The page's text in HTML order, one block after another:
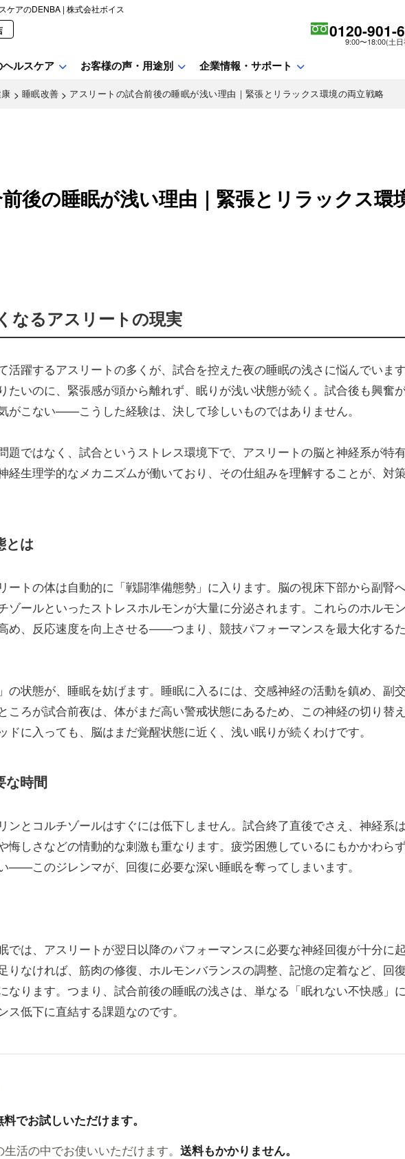
ケアのDENBA | 株式会社ボイス
0120-901-
9:00〜18:00(土
ルスケア お客様の声・用途別 企業情報・サポート
> 睡眠改善 > アスリートの試合前後の睡眠が浅い理由｜緊張とリラックス環境の両立戦略
後の睡眠が浅い理由｜緊張とリラックス環
なるアスリートの現実
活躍するアスリートの多くが、試合を控えた夜の睡眠の浅さに悩んでいま
いのに、緊張感が頭から離れず、眠りが浅い状態が続く。試合後も興奮が
がこない——こうした経験は、決して珍しいものではありません。
題ではなく、試合というストレス環境下で、アスリートの脳と神経系が特
経生理学的なメカニズムが働いており、その仕組みを理解することが、対
とは
ートの体は自動的に「戦闘準備態勢」に入ります。脳の視床下部から副腎
ゾールといったストレスホルモンが大量に分泌されます。これらのホルモ
め、反応速度を向上させる——つまり、競技パフォーマンスを最大化する
の状態が、睡眠を妨げます。睡眠に入るには、交感神経の活動を鎮め、副
ころが試合前夜は、体がまだ高い警戒状態にあるため、この神経の切り替
ドに入っても、脳はまだ覚醒状態に近く、浅い眠りが続くわけです。
な時間
ンとコルチゾールはすぐには低下しません。試合終了直後でさえ、神経系
悔しさなどの情動的な刺激も重なります。疲労困憊しているにもかかわら
——このジレンマが、回復に必要な深い睡眠を奪ってしまいます。
では、アスリートが翌日以降のパフォーマンスに必要な神経回復が十分に
りなければ、筋肉の修復、ホルモンバランスの調整、記憶の定着など、回
なります。つまり、試合前後の睡眠の浅さは、単なる「眠れない不快感」
低下に直結する課題なのです。
でお試しいただけます。
活の中でお使いいただけます。 送料もかかりません。